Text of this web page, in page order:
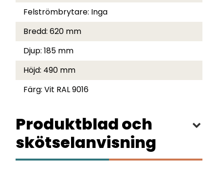
Felströmbrytare: Inga
Bredd: 620 mm
Djup: 185 mm
Höjd: 490 mm
Färg: Vit RAL 9016
Produktblad och
skötselanvisning